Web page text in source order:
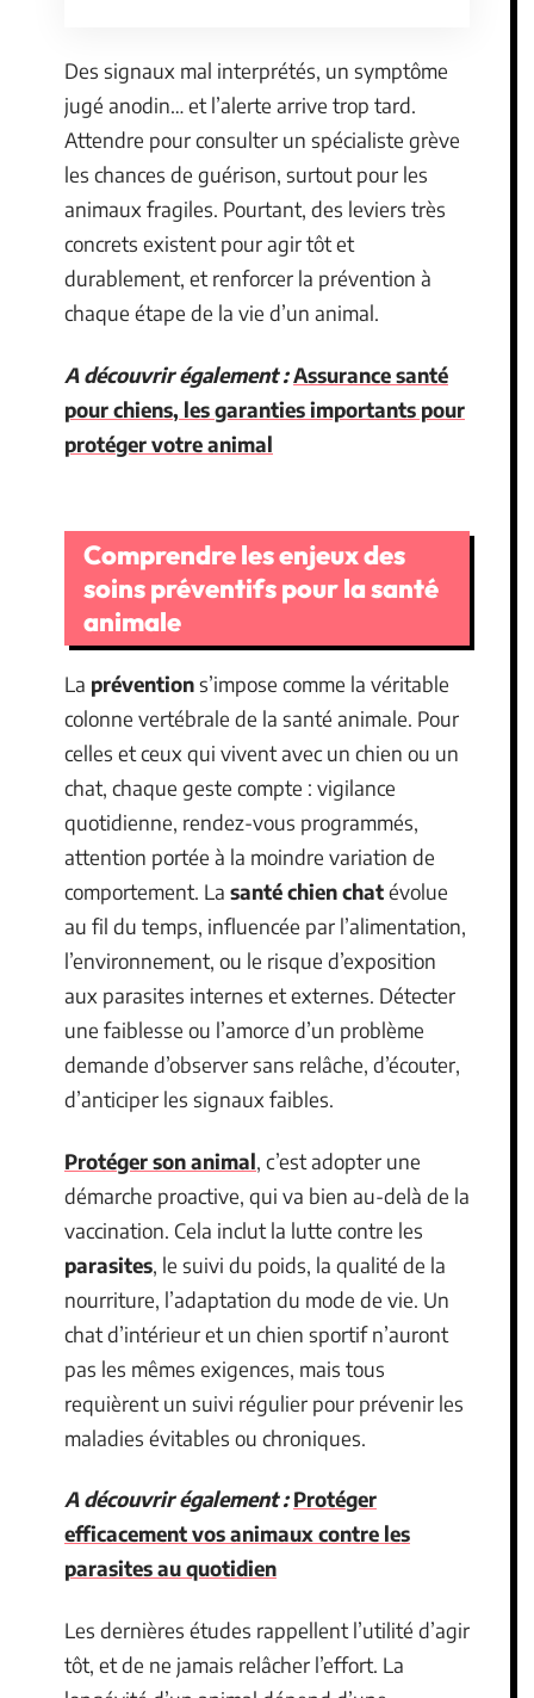
Des signaux mal interprétés, un symptôme
jugé anodin… et l’alerte arrive trop tard.
Attendre pour consulter un spécialiste grève
les chances de guérison, surtout pour les
animaux fragiles. Pourtant, des leviers très
concrets existent pour agir tôt et
durablement, et renforcer la prévention à
chaque étape de la vie d’un animal.
A découvrir également :Assurance santé
pour chiens, les garanties importants pour
protéger votre animal
Comprendre les enjeux des
soins préventifs pour la santé
animale
La préventions’impose comme la véritable
colonne vertébrale de la santé animale. Pour
celles et ceux qui vivent avec un chien ou un
chat, chaque geste compte : vigilance
quotidienne, rendez-vous programmés,
attention portée à la moindre variation de
comportement. La santé chien chatévolue
au fil du temps, influencée par l’alimentation,
l’environnement, ou le risque d’exposition
aux parasites internes et externes. Détecter
une faiblesse ou l’amorce d’un problème
demande d’observer sans relâche, d’écouter,
d’anticiper les signaux faibles.
Protéger son animal, c’est adopter une
démarche proactive, qui va bien au-delà de la
vaccination. Cela inclut la lutte contre les
parasites, le suivi du poids, la qualité de la
nourriture, l’adaptation du mode de vie. Un
chat d’intérieur et un chien sportif n’auront
pas les mêmes exigences, mais tous
requièrent un suivi régulier pour prévenir les
maladies évitables ou chroniques.
A découvrir également : Protéger
efficacement vos animaux contre les
parasites au quotidien
Les dernières études rappellent l’utilité d’agir
tôt, et de ne jamais relâcher l’effort. La